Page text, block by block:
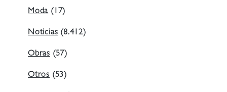
Moda(17)
Noticias(8.412)
Obras (57)
Otros (53)